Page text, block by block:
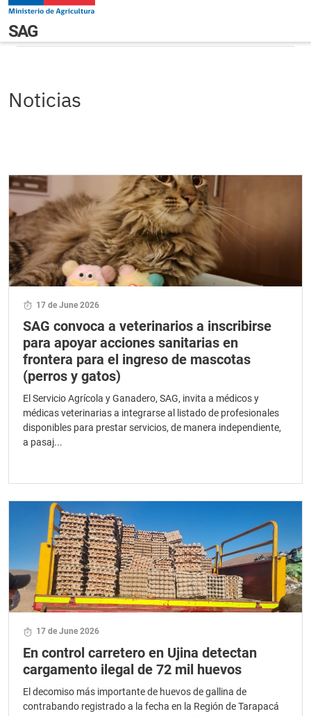
Pasar al contenido principal
Navegación principal
SAGNoticias
Noticias
17 de June 2026
SAG convoca a veterinarios a inscribirse
para apoyar acciones sanitarias en
frontera para el ingreso de mascotas
(perros y gatos)
El Servicio Agrícola y Ganadero, SAG, invita a médicos y
médicas veterinarias a integrarse al listado de profesionales
disponibles para prestar servicios, de manera independiente,
a pasaj...
17 de June 2026
En control carretero en Ujina detectan
cargamento ilegal de 72 mil huevos
El decomiso más importante de huevos de gallina de
contrabando registrado a la fecha en la Región de Tarapacá